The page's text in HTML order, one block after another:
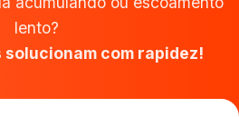
lento?
com rapidez!